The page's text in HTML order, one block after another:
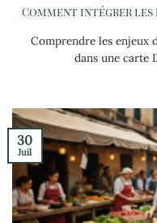
Comment intégrer
Comprendre les enjeux
dans une carte
30
Juil